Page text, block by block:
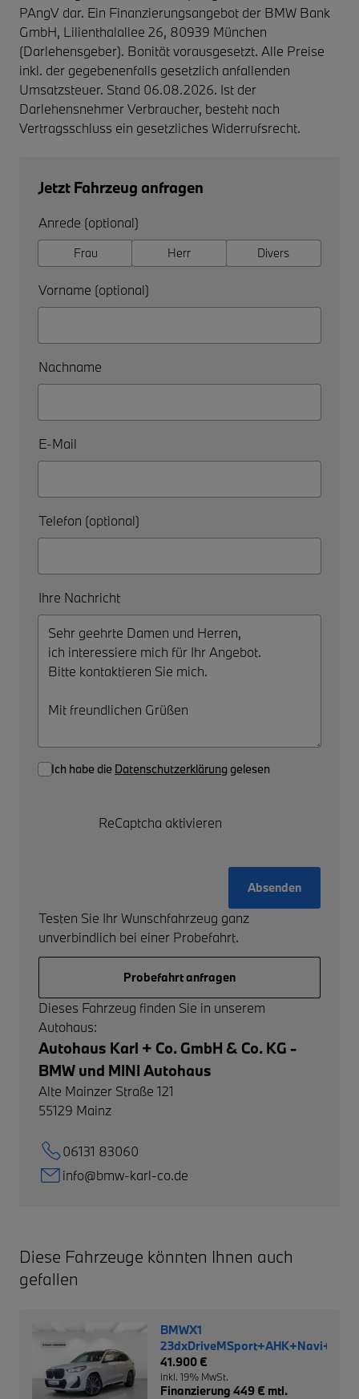
PAngV dar. Ein Finanzierungsangebot der BMW Bank
GmbH, Lilienthalallee 26, 80939 München
(Darlehensgeber). Bonität vorausgesetzt. Alle Preise
inkl. der gegebenenfalls gesetzlich anfallenden
Umsatzsteuer. Stand 06.08.2026. Ist der
Darlehensnehmer Verbraucher, besteht nach
Vertragsschluss ein gesetzliches Widerrufsrecht.
Jetzt Fahrzeug anfragen
Anrede (optional)
Frau Herr Divers
Vorname (optional)
Nachname
E-Mail
Telefon (optional)
Ihre Nachricht
Ich habe die Datenschutzerklärung gelesen
ReCaptcha aktivieren
Absenden
Testen Sie Ihr Wunschfahrzeug ganz
unverbindlich bei einer Probefahrt.
Probefahrt anfragen
Dieses Fahrzeug finden Sie in unserem
Autohaus:
Autohaus Karl + Co. GmbH & Co. KG -
BMW und MINI Autohaus
Alte Mainzer Straße 121
55129 Mainz
06131 83060
info@bmw-karl-co.de
Diese Fahrzeuge könnten Ihnen auch
gefallen
BMWX1
41.900 €
inkl. 19% MwSt.
Finanzierung 449 € mtl.